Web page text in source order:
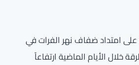
امتداد ضفاف نهر الفرات في
خلال الأيام الماضية ارتفاعاً